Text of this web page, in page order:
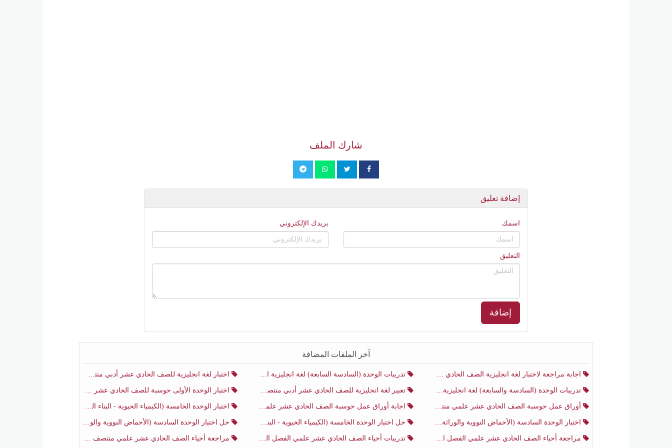
شارك الملف
إضافة تعليق
اسمك بريدك الإلكتروني
التعليق
إضافة
آخر الملفات المضافة
اجابة مراجعة لاختبار لغة انجليزية الصف الحادي عشر أدبي منتصف الفصل الثاني تدريبات الوحدة (السادسة السابعة) لغة انجليزية الصف الحادي عشر أدبي منتصف الفصل الثاني اختبار لغة انجليزية للصف الحادي عشر أدبي منتصف الفصل الثاني
تدريبات الوحدة (السادسة والسابعة) لغة انجليزية الصف الحادي عشر أدبي الفصل الثاني تعبير لغة انجليزية للصف الحادي عشر أدبي منتصف الفصل الثاني اختبار الوحدة الأولى حوسبة للصف الحادي عشر علمي منتصف الفصل الثاني
أوراق عمل حوسبة الصف الحادي عشر علمي منتصف الفصل الثاني اجابة أوراق عمل حوسبة الصف الحادي عشر علمي منتصف الفصل الثاني اختبار الوحدة الخامسة (الكيمياء الحيوية - البناء الضوئي) أحياء الصف الحادي عشر علمي الفصل الثاني
اختبار الوحدة السادسة (الأحماض النووية والوراثة) أحياء الصف الحادي عشر علمي منتصف الفصل الثاني حل اختبار الوحدة الخامسة (الكيمياء الحيوية - البناء الضوئي) أحياء الصف الحادي عشر علمي الفصل الثاني حل اختبار الوحدة السادسة (الأحماض النووية والوراثة) أحياء الصف الحادي عشر علمي منتصف الفصل الثاني
مراجعة أحياء الصف الحادي عشر علمي الفصل الثاني تدريبات أحياء الصف الحادي عشر علمي الفصل الثاني مراجعة أحياء الصف الحادي عشر علمي منتصف الفصل الثاني